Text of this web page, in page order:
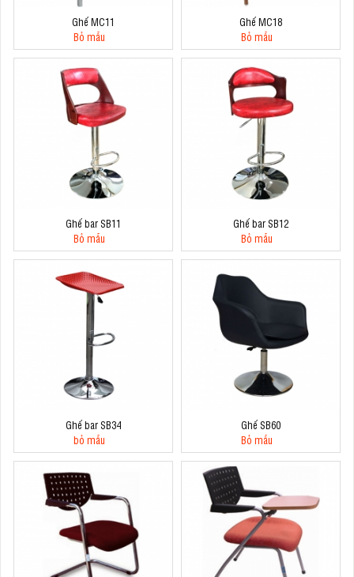
Ghế MC11
Bỏ mẫu
Ghế MC18
Bỏ mẫu
Ghế bar SB11
Bỏ mẫu
Ghế bar SB12
Bỏ mẫu
Ghế bar SB34
bỏ mẫu
Ghế SB60
Bỏ mẫu